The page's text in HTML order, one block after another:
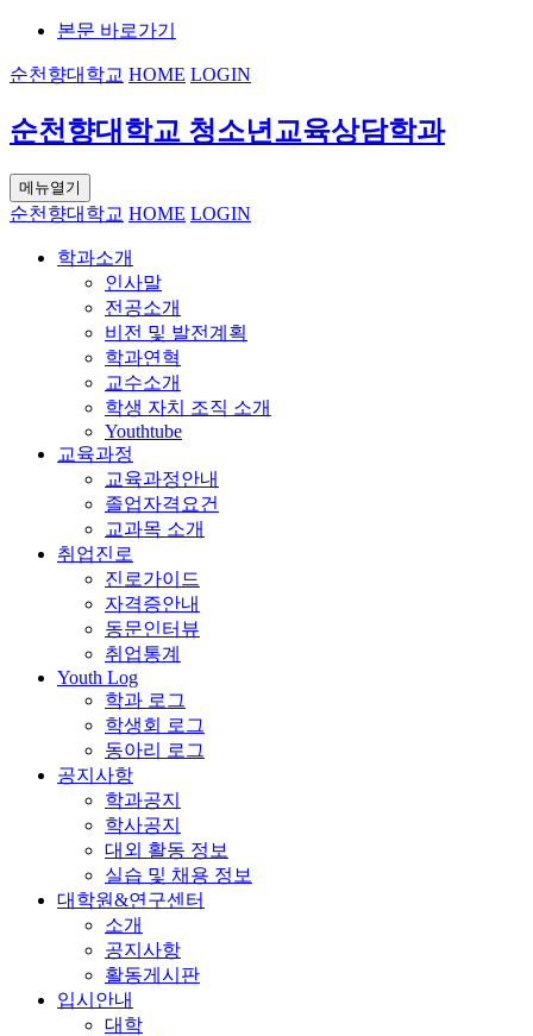
본문 바로가기
순천향대학교 HOME LOGIN
순천향대학교 청소년교육상담학과
메뉴열기
순천향대학교 HOME LOGIN
학과소개
인사말
전공소개
비전 및 발전계획
학과연혁
교수소개
학생 자치 조직 소개
Youthtube
교육과정
교육과정안내
졸업자격요건
교과목 소개
취업진로
진로가이드
자격증안내
동문인터뷰
취업통계
Youth Log
학과 로그
학생회 로그
동아리 로그
공지사항
학과공지
학사공지
대외 활동 정보
실습 및 채용 정보
대학원&연구센터
소개
공지사항
활동게시판
입시안내
대학